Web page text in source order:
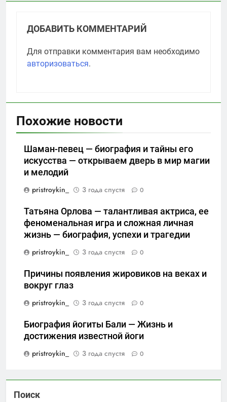
ДОБАВИТЬ КОММЕНТАРИЙ
Для отправки комментария вам необходимо
авторизоваться.
Похожие новости
Шаман-певец — биография и тайны его
искусства — открываем дверь в мир магии
и мелодий
pristroykin_
3 года спустя 0
Татьяна Орлова — талантливая актриса, ее
феноменальная игра и сложная личная
жизнь — биография, успехи и трагедии
pristroykin_
3 года спустя 0
Причины появления жировиков на веках и
вокруг глаз
pristroykin_
3 года спустя 0
Биография йогиты Бали — Жизнь и
достижения известной йоги
pristroykin_
3 года спустя 0
Поиск